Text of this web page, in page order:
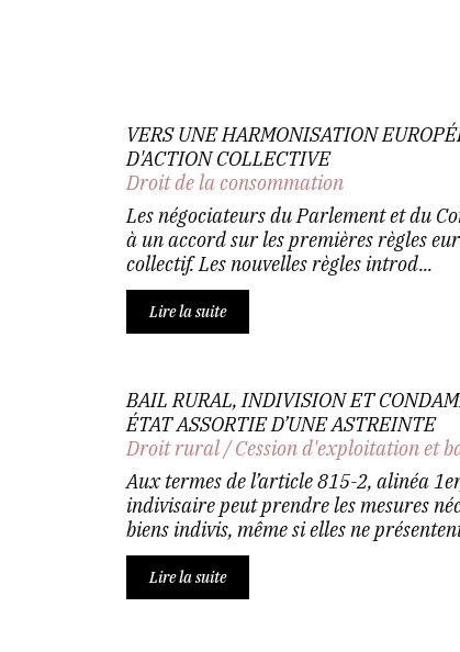
VERS UNE HARMONISATION
D'ACTION COLLECTIVE
Droit de la consommation
Les négociateurs du Parlement et du
à un accord sur les premières règles
collectif. Les nouvelles règles introd...
Lire la suite
BAIL RURAL, INDIVISION ET
ÉTAT ASSORTIE D’UNE ASTREINTE
Droit rural/Cession d'exploitation et
Aux termes de l’article 815-2, alinéa
indivisaire peut prendre les mesures
biens indivis, même si elles ne
Lire la suite